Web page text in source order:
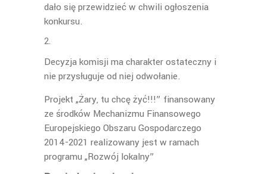
dało się przewidzieć w chwili ogłoszenia
konkursu.
Decyzja komisji ma charakter ostateczny i
nie przysługuje od niej odwołanie.
Projekt „Żary, tu chcę żyć!!!” finansowany
ze środków Mechanizmu Finansowego
Europejskiego Obszaru Gospodarczego
2014-2021 realizowany jest w ramach
programu „Rozwój lokalny”